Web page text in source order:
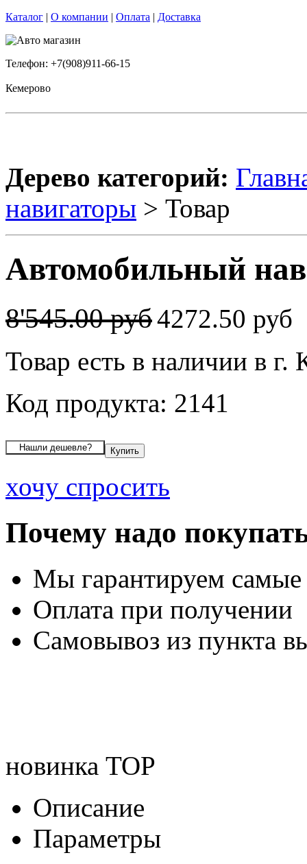
Каталог | О компании | Оплата | Доставка
Телефон: +7(908)911-66-15
Кемерово
Дерево категорий:
навигаторы > Товар
Автомобильный
8'545.00 руб4272.50 руб
Товар есть в наличии в г.
Код продукта: 2141
хочу спросить
Почему надо
Мы гарантируем
Оплата при получении
Самовывоз из пункта
новинка TOP
Описание
Параметры